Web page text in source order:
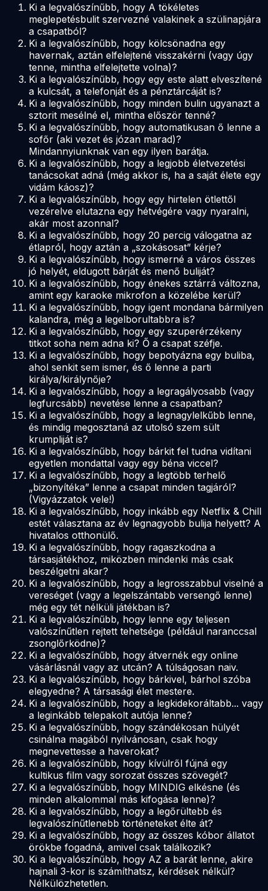
Ki a legvalószínűbb, hogy A tökéletes
meglepetésbulit szervezné valakinek a szülinapjára
a csapatból?
Ki a legvalószínűbb, hogy kölcsönadna egy
havernak, aztán elfelejtené visszakérni (vagy úgy
tenne, mintha elfelejtette volna)?
Ki a legvalószínűbb, hogy egy este alatt elveszítené
a kulcsát, a telefonját és a pénztárcáját is?
Ki a legvalószínűbb, hogy minden bulin ugyanazt a
sztorit mesélné el, mintha először tenné?
Ki a legvalószínűbb, hogy automatikusan ő lenne a
sofőr (aki vezet és józan marad)?
Mindannyiunknak van egy ilyen barátja.
Ki a legvalószínűbb, hogy a legjobb életvezetési
tanácsokat adná (még akkor is, ha a saját élete egy
vidám káosz)?
Ki a legvalószínűbb, hogy egy hirtelen ötlettől
vezérelve elutazna egy hétvégére vagy nyaralni,
akár most azonnal?
Ki a legvalószínűbb, hogy 20 percig válogatna az
étlapról, hogy aztán a „szokásosat” kérje?
Ki a legvalószínűbb, hogy ismerné a város összes
jó helyét, eldugott bárját és menő buliját?
Ki a legvalószínűbb, hogy énekes sztárrá változna,
amint egy karaoke mikrofon a közelébe kerül?
Ki a legvalószínűbb, hogy igent mondana bármilyen
kalandra, még a legelborultabbra is?
Ki a legvalószínűbb, hogy egy szuperérzékeny
titkot soha nem adna ki? Ő a csapat széfje.
Ki a legvalószínűbb, hogy bepotyázna egy buliba,
ahol senkit sem ismer, és ő lenne a parti
királya/királynője?
Ki a legvalószínűbb, hogy a legragályosabb (vagy
legfurcsább) nevetése lenne a csapatban?
Ki a legvalószínűbb, hogy a legnagylelkűbb lenne,
és mindig megosztaná az utolsó szem sült
krumpliját is?
Ki a legvalószínűbb, hogy bárkit fel tudna vidítani
egyetlen mondattal vagy egy béna viccel?
Ki a legvalószínűbb, hogy a legtöbb terhelő
„bizonyítéka” lenne a csapat minden tagjáról?
(Vigyázzatok vele!)
Ki a legvalószínűbb, hogy inkább egy Netflix & Chill
estét választana az év legnagyobb bulija helyett? A
hivatalos otthonülő.
Ki a legvalószínűbb, hogy ragaszkodna a
társasjátékhoz, miközben mindenki más csak
beszélgetni akar?
Ki a legvalószínűbb, hogy a legrosszabbul viselné a
vereséget (vagy a legelszántabb versengő lenne)
még egy tét nélküli játékban is?
Ki a legvalószínűbb, hogy lenne egy teljesen
valószínűtlen rejtett tehetsége (például naranccsal
zsonglőrködne)?
Ki a legvalószínűbb, hogy átvernék egy online
vásárlásnál vagy az utcán? A túlságosan naiv.
Ki a legvalószínűbb, hogy bárkivel, bárhol szóba
elegyedne? A társasági élet mestere.
Ki a legvalószínűbb, hogy a legkidekoráltabb... vagy
a leginkább telepakolt autója lenne?
Ki a legvalószínűbb, hogy szándékosan hülyét
csinálna magából nyilvánosan, csak hogy
megnevettesse a haverokat?
Ki a legvalószínűbb, hogy kívülről fújná egy
kultikus film vagy sorozat összes szövegét?
Ki a legvalószínűbb, hogy MINDIG elkésne (és
minden alkalommal más kifogása lenne)?
Ki a legvalószínűbb, hogy a legőrültebb és
legvalószínűtlenebb történeteket élte át?
Ki a legvalószínűbb, hogy az összes kóbor állatot
örökbe fogadná, amivel csak találkozik?
Ki a legvalószínűbb, hogy AZ a barát lenne, akire
hajnali 3-kor is számíthatsz, kérdések nélkül?
Nélkülözhetetlen.